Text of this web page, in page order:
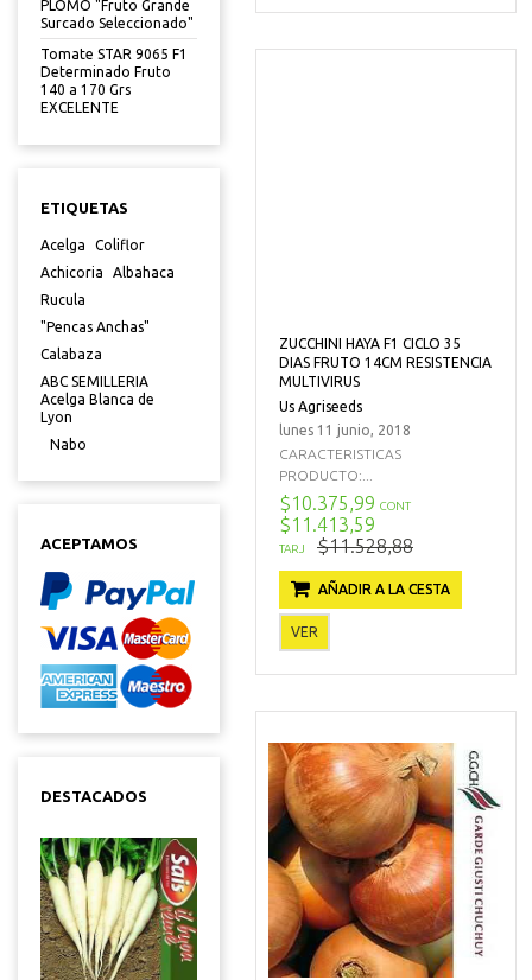
PLOMO "Fruto Grande
Surcado Seleccionado"
Tomate STAR 9065 F1
Determinado Fruto
140 a 170 Grs
EXCELENTE
ETIQUETAS
Acelga
Coliflor
Achicoria
Albahaca
Rucula
"Pencas Anchas"
Calabaza
ABC SEMILLERIA
Acelga Blanca de
Lyon
Nabo
ACEPTAMOS
DESTACADOS
ZUCCHINI HAYA F1 CICLO 35
DIAS FRUTO 14CM RESISTENCIA
MULTIVIRUS
Us Agriseeds
lunes 11 junio, 2018
CARACTERISTICAS
PRODUCTO:...
$10.375,99 CONT
$11.413,59
TARJ $11.528,88
AÑADIR A LA CESTA
VER